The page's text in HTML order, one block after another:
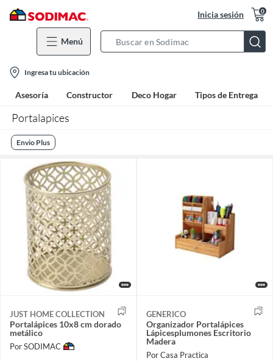
Inicia sesión 0
Menú
Bar
location-
icon
Ingresa tu ubicación
Asesoría Constructor Deco Hogar Tipos de Entrega
Portalapices
Envio Plus
JUST HOME COLLECTION
Portalápices 10x8 cm dorado
metálico
Por SODIMAC
GENERICO
Organizador Portalápices
Lápicesplumones Escritorio
Madera
Por Casa Practica